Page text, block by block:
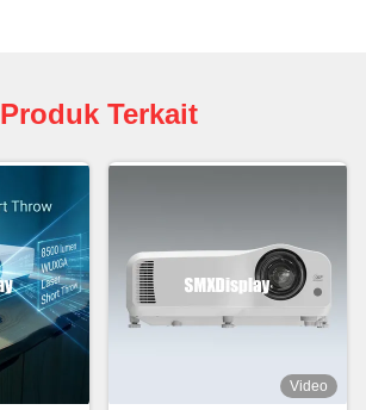
Produk Terkait
Video